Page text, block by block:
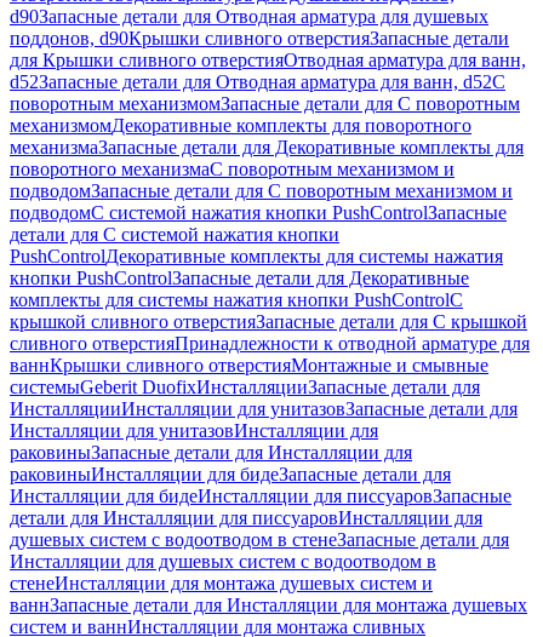
d90Запасные детали для Отводная арматура для душевых
поддонов, d90Крышки сливного отверстияЗапасные детали
для Крышки сливного отверстияОтводная арматура для ванн,
d52Запасные детали для Отводная арматура для ванн, d52С
поворотным механизмомЗапасные детали для С поворотным
механизмомДекоративные комплекты для поворотного
механизмаЗапасные детали для Декоративные комплекты для
поворотного механизмаС поворотным механизмом и
подводомЗапасные детали для С поворотным механизмом и
подводомС системой нажатия кнопки PushControlЗапасные
детали для С системой нажатия кнопки
PushControlДекоративные комплекты для системы нажатия
кнопки PushControlЗапасные детали для Декоративные
комплекты для системы нажатия кнопки PushControlС
крышкой сливного отверстияЗапасные детали для С крышкой
сливного отверстияПринадлежности к отводной арматуре для
ваннКрышки сливного отверстияМонтажные и смывные
системыGeberit DuofixИнсталляцииЗапасные детали для
ИнсталляцииИнсталляции для унитазовЗапасные детали для
Инсталляции для унитазовИнсталляции для
раковиныЗапасные детали для Инсталляции для
раковиныИнсталляции для бидеЗапасные детали для
Инсталляции для бидеИнсталляции для писсуаровЗапасные
детали для Инсталляции для писсуаровИнсталляции для
душевых систем с водоотводом в стенеЗапасные детали для
Инсталляции для душевых систем с водоотводом в
стенеИнсталляции для монтажа душевых систем и
ваннЗапасные детали для Инсталляции для монтажа душевых
систем и ваннИнсталляции для монтажа сливных